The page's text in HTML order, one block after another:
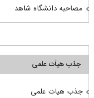
مصاحبه دانشگاه شاهد
جذب هیأت علمی
جذب هیات علمی